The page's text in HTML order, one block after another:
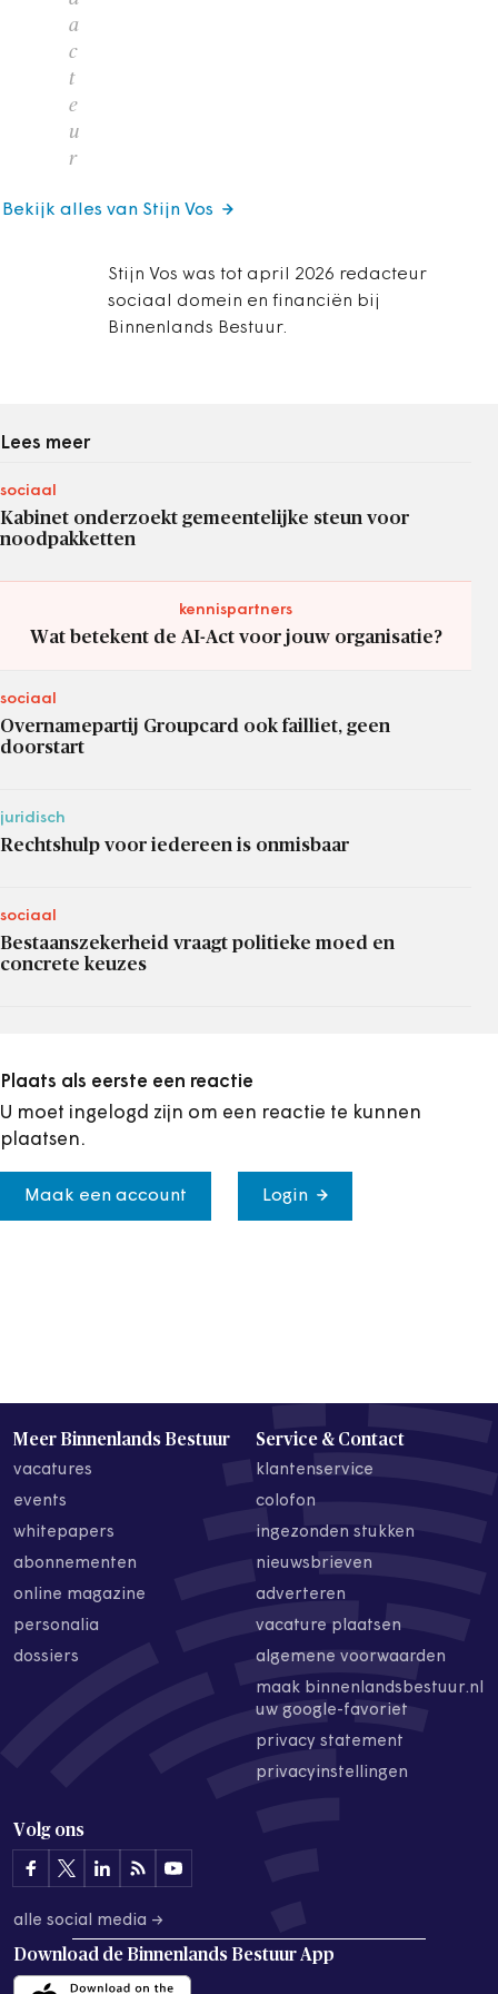
a
c
t
e
u
r
Stijn Vos was tot april 2026 redacteur
sociaal domein en financiën bij
Binnenlands Bestuur.
Bekijk alles van Stijn Vos
Lees meer
sociaal
Kabinet onderzoekt gemeentelijke steun voor
noodpakketten
kennispartners
Wat betekent de AI-Act voor jouw organisatie?
sociaal
Overnamepartij Groupcard ook failliet, geen
doorstart
juridisch
Rechtshulp voor iedereen is onmisbaar
sociaal
Bestaanszekerheid vraagt politieke moed en
concrete keuzes
Plaats als eerste een reactie
U moet ingelogd zijn om een reactie te kunnen
plaatsen.
Maak een account Login
Meer Binnenlands Bestuur
vacatures
events
whitepapers
abonnementen
online magazine
personalia
dossiers
Service & Contact
klantenservice
colofon
ingezonden stukken
nieuwsbrieven
adverteren
vacature plaatsen
algemene voorwaarden
maak binnenlandsbestuur.nl
uw google-favoriet
privacy statement
privacyinstellingen
Volg ons
alle social media →
Download de Binnenlands Bestuur App